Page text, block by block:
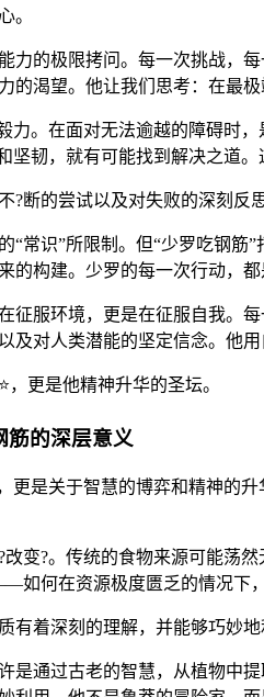
。
力的极限拷问。每一次挑战，
的渴望。他让我们思考：在最
力。在面对无法逾越的障碍时
坚韧，就有可能找到解决之道
断的尝试以及对失败的深刻反思
“常识”所限制。但“少罗吃钢
的构建。少罗的每一次行动，
征服环境，更是在征服自我。
及对人类潜能的坚定信念。他
更是他精神升华的圣坛。
筋的深层意义
更是关于智慧的博弈和精神的
变?。传统的食物来源可能荡
何在资源极度匮乏的情况下，
着深刻的理解，并能够巧妙地
是通过古老的智慧，从植物中